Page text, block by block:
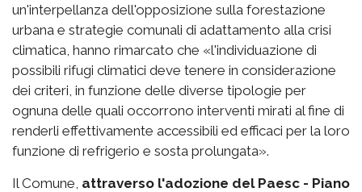
un'interpellanza dell'opposizione sulla forestazione
urbana e strategie comunali di adattamento alla crisi
climatica, hanno rimarcato che «l'individuazione di
possibili rifugi climatici deve tenere in considerazione
dei criteri, in funzione delle diverse tipologie per
ognuna delle quali occorrono interventi mirati al fine di
renderli effettivamente accessibili ed efficaci per la loro
funzione di refrigerio e sosta prolungata».
Il Comune, attraverso l'adozione del Paesc - Piano